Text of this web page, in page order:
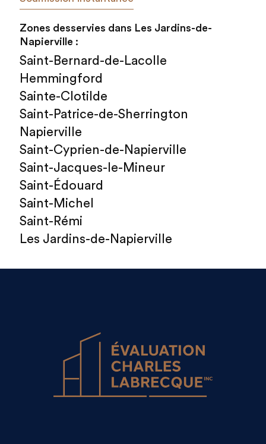
Zones desservies dans
Les Jardins-de-
Napierville :
Saint-Bernard-de-Lacolle
Hemmingford
Sainte-Clotilde
Saint-Patrice-de-Sherrington
Napierville
Saint-Cyprien-de-Napierville
Saint-Jacques-le-Mineur
Saint-Édouard
Saint-Michel
Saint-Rémi
Les Jardins-de-Napierville